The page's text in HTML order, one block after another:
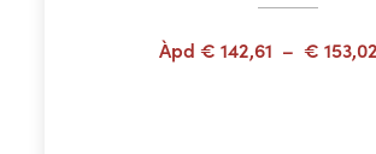
Àpd € 142,61 – € 153,02